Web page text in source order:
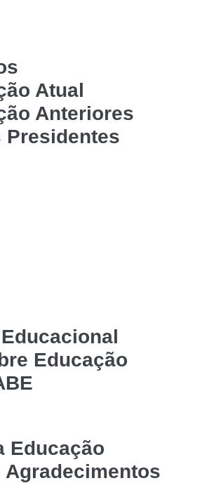
Atual
Anteriores
Presidentes
Educação
Educação
Agradecimentos